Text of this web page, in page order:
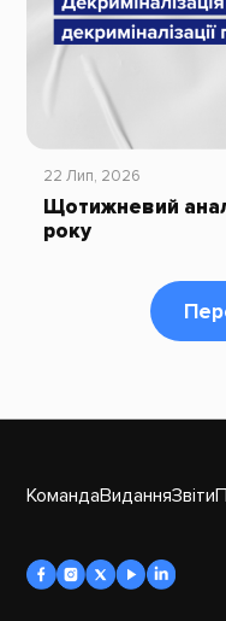
22 Лип, 2026
Щотижневий
року
КомандаВиданняЗвіти